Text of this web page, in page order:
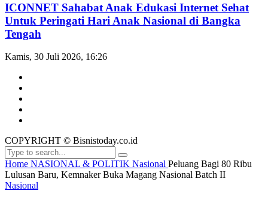
ICONNET Sahabat Anak Edukasi Internet Sehat
Untuk Peringati Hari Anak Nasional di Bangka
Tengah
Kamis, 30 Juli 2026, 16:26
COPYRIGHT © Bisnistoday.co.id
Home NASIONAL & POLITIK Nasional Peluang Bagi 80 Ribu
Lulusan Baru, Kemnaker Buka Magang Nasional Batch II
Nasional